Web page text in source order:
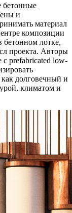
бетонные
и
материал
композиции
бетонном лотке,
проекта. Авторы
prefabricated low-
долговечный и
климатом и